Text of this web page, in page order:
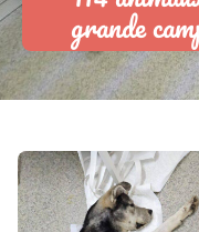
grande